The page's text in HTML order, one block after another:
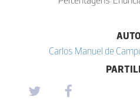
Carlos Manuel de